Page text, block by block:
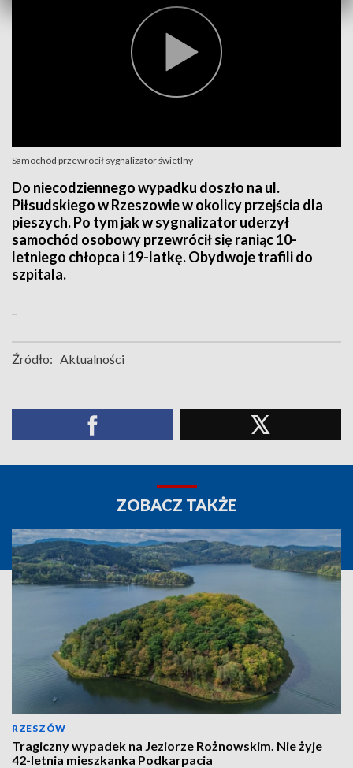
Samochód przewrócił sygnalizator świetlny
Do niecodziennego wypadku doszło na ul.
Piłsudskiego w Rzeszowie w okolicy przejścia dla
pieszych. Po tym jak w sygnalizator uderzył
samochód osobowy przewrócił się raniąc 10-
letniego chłopca i 19-latkę. Obydwoje trafili do
szpitala.
Źródło: Aktualności
ZOBACZ TAKŻE
RZESZÓW
Tragiczny wypadek na Jeziorze Rożnowskim. Nie żyje
42-letnia mieszkanka Podkarpacia